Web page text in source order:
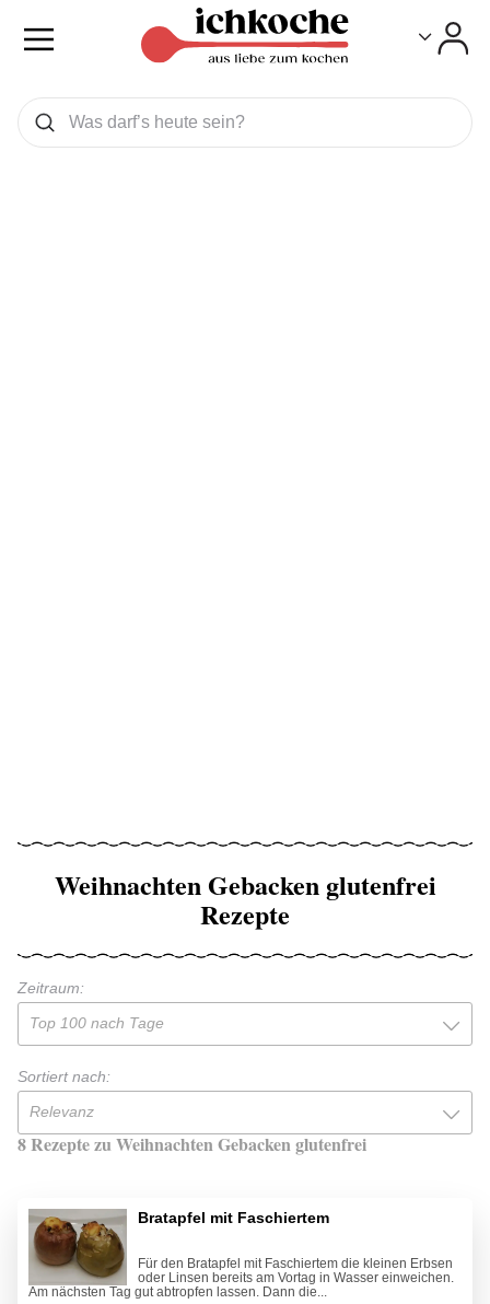
Was wollen Sie suchen
Suchen
Weihnachten Gebacken glutenfrei
Rezepte
Zeitraum:
Top 100 nach Tage
Sortiert nach:
Relevanz
8 Rezepte zu Weihnachten Gebacken glutenfrei
Bratapfel mit Faschiertem
Für den Bratapfel mit Faschiertem die kleinen Erbsen
oder Linsen bereits am Vortag in Wasser einweichen.
Am nächsten Tag gut abtropfen lassen. Dann die...